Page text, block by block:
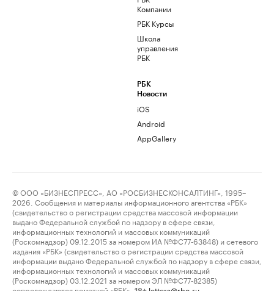
Компании
РБК Курсы
Школа
управления
РБК
РБК
Новости
iOS
Android
AppGallery
© ООО «БИЗНЕСПРЕСС», АО «РОСБИЗНЕСКОНСАЛТИНГ», 1995–
2026. Сообщения и материалы информационного агентства «РБК»
(свидетельство о регистрации средства массовой информации
выдано Федеральной службой по надзору в сфере связи,
информационных технологий и массовых коммуникаций
(Роскомнадзор) 09.12.2015 за номером ИА №ФС77-63848) и сетевого
издания «РБК» (свидетельство о регистрации средства массовой
информации выдано Федеральной службой по надзору в сфере связи,
информационных технологий и массовых коммуникаций
(Роскомнадзор) 03.12.2021 за номером ЭЛ №ФС77-82385)